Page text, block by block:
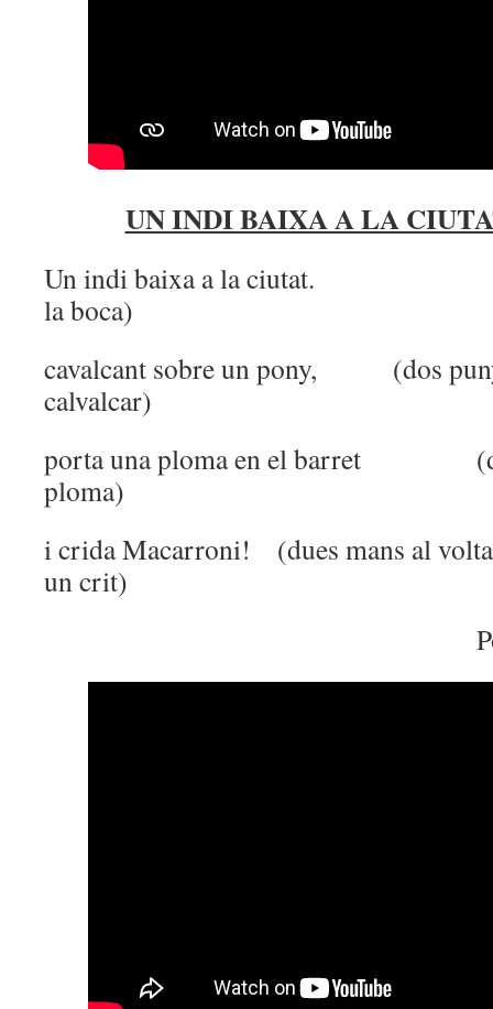
UN INDI BAIXA A LA
Un indi baixa a la ciutat.
la boca)
cavalcant sobre un pony, (dos
calvalcar)
porta una ploma en el barret
ploma)
i crida Macarroni! (dues mans al
un crit)